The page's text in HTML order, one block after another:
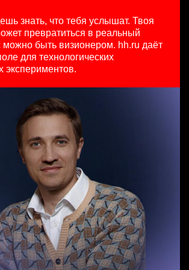
департамент
департамент
₽
в сегменте малого и среднего
продажи
маркетинга
Data Science
знать, что тебя услышат. Твоя
превратиться в реальный
можно быть визионером. hh.ru даёт
для технологических
экспериментов.